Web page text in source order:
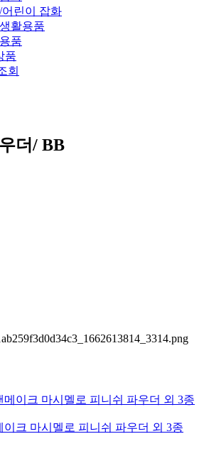
어린이 잡화
활용품
품
품
회
더/ BB
크 마시멜로 피니쉬 파우더 외 3종